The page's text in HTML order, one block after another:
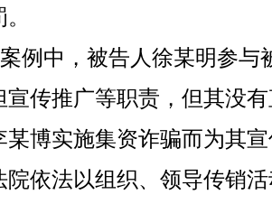
，被告人徐某明参与
宣传推广等职责，但其没
某博实施集资诈骗而为其
院依法以组织、领导传销